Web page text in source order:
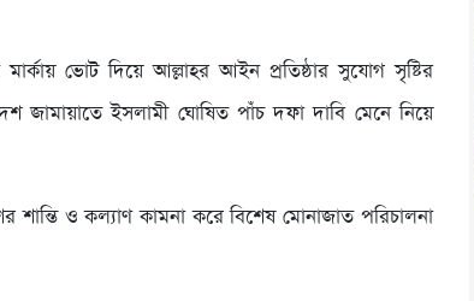
ভোট দিয়ে আল্লাহর আইন প্রতিষ্ঠার সুযোগ সৃষ্টির
জামায়াতে ইসলামী ঘোষিত পাঁচ দফা দাবি মেনে নিয়ে
ও কল্যাণ কামনা করে বিশেষ মোনাজাত পরিচালনা